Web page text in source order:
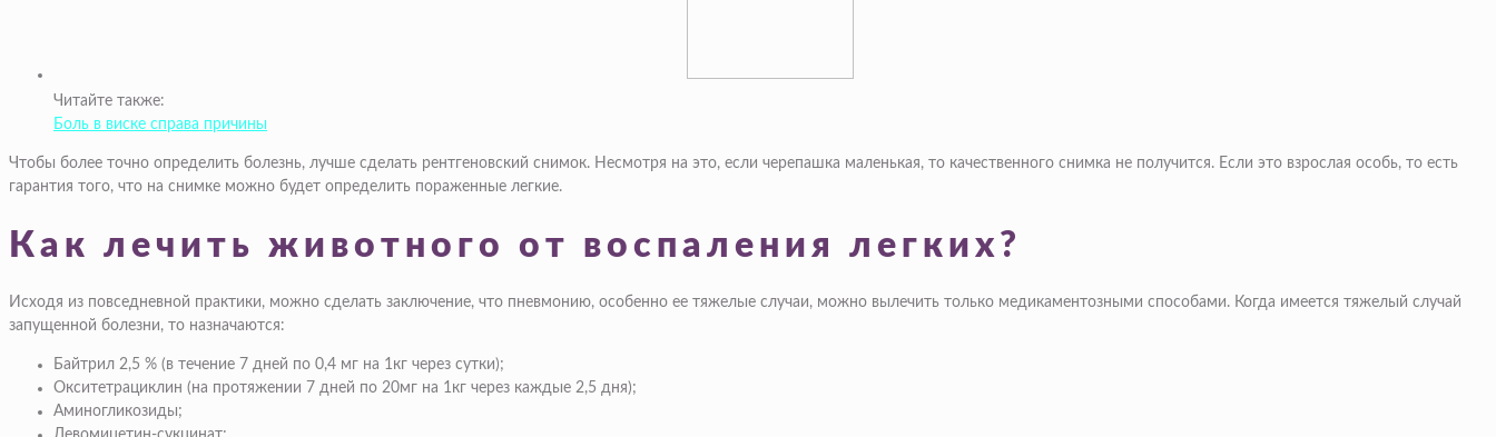
Читайте также:
Боль в виске справа причины
Чтобы более точно определить болезнь, лучше сделать рентгеновский снимок. Несмотря на это, если черепашка маленькая, то качественного снимка не получится. Если это взрослая особь, то есть
гарантия того, что на снимке можно будет определить пораженные легкие.
Как лечить животного от воспаления легких?
Исходя из повседневной практики, можно сделать заключение, что пневмонию, особенно ее тяжелые случаи, можно вылечить только медикаментозными способами. Когда имеется тяжелый случай
запущенной болезни, то назначаются:
Байтрил 2,5 % (в течение 7 дней по 0,4 мг на 1кг через сутки);
Окситетрациклин (на протяжении 7 дней по 20мг на 1кг через каждые 2,5 дня);
Аминогликозиды;